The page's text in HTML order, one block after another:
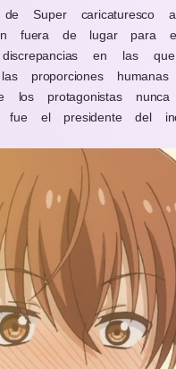
de Super
fuera de lugar para
en las que
proporciones
los protagonistas
el presidente del